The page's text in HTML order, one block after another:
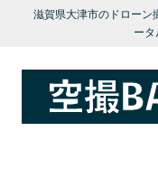
滋賀県大津市のドローン
ー